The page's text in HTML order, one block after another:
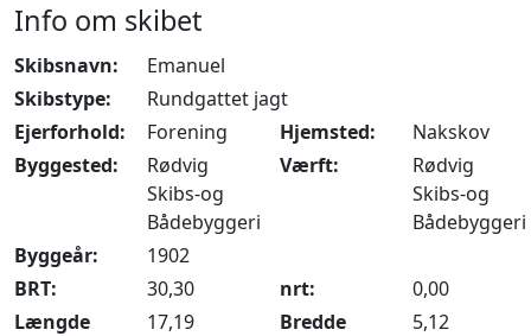
Info om skibet
Skibsnavn:
Emanuel
Skibstype:
Rundgattet jagt
Ejerforhold:
Forening Hjemsted:
Nakskov
Byggested:
Rødvig
Skibs-og
Bådebyggeri
Værft:
Rødvig
Skibs-og
Bådebyggeri
Byggeår:
1902
BRT:
30,30 nrt:
0,00
Længde
17,19
Bredde
5,12